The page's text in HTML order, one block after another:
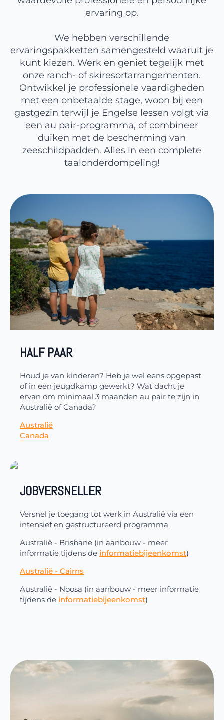
ervaring op.
We hebben verschillende
ervaringspakketten samengesteld waaruit je
kunt kiezen. Werk en geniet tegelijk met
onze ranch- of skiresortarrangementen.
Ontwikkel je professionele vaardigheden
met een onbetaalde stage, woon bij een
gastgezin terwijl je Engelse lessen volgt via
een au pair-programma, of combineer
duiken met de bescherming van
zeeschildpadden. Alles in een complete
taalonderdompeling!
HALF PAAR
Houd je van kinderen? Heb je wel eens opgepast
of in een jeugdkamp gewerkt? Wat dacht je
ervan om minimaal 3 maanden au pair te zijn in
Australië of Canada?
Australië
Canada
JOBVERSNELLER
Versnel je toegang tot werk in Australië via een
intensief en gestructureerd programma.
Australië - Brisbane (in aanbouw - meer
informatie tijdens de informatiebijeenkomst)
Australië - Cairns
Australië - Noosa (in aanbouw - meer informatie
tijdens de informatiebijeenkomst)